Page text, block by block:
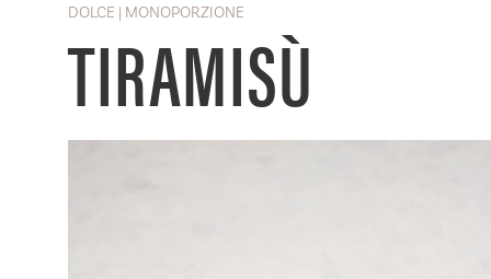
DOLCE | MONOPORZIONE
TIRAMISÙ